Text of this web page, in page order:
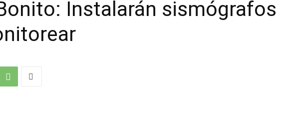
Instalarán sismógrafos